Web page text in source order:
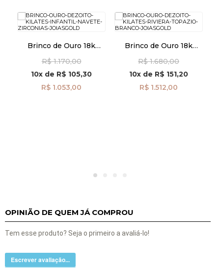
Brinco de Ouro 18k
Zircônias br29518
R$ 1.170,00
10x de R$ 105,30
R$ 1.053,00
Brinco de Ouro 18k
br27776
R$ 1.680,00
10x de R$ 151,20
R$ 1.512,00
OPINIÃO DE QUEM JÁ COMPROU
Tem esse produto? Seja o primeiro a avaliá-lo!
Escrever avaliação...